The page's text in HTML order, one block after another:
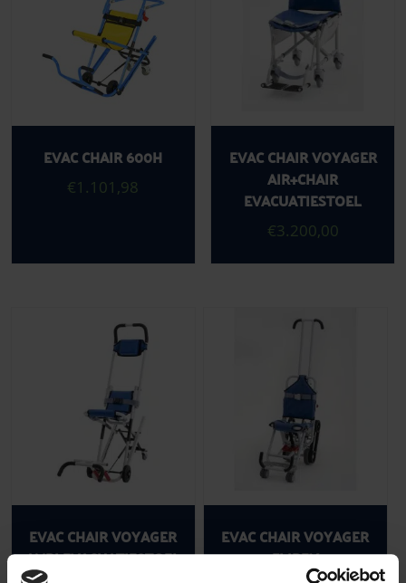
EVAC CHAIR 600H
€1.101,98
EVAC CHAIR VOYAGER
AIR+CHAIR
EVACUATIESTOEL
€3.200,00
EVAC CHAIR VOYAGER
AMBI EVACUATIESTOEL
EVAC CHAIR VOYAGER
FLIBEX